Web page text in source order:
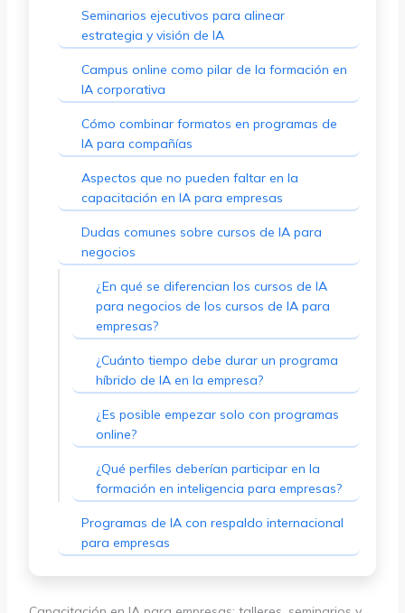
Seminarios ejecutivos para alinear
estrategia y visión de IA
Campus online como pilar de la formación en
IA corporativa
Cómo combinar formatos en programas de
IA para compañías
Aspectos que no pueden faltar en la
capacitación en IA para empresas
Dudas comunes sobre cursos de IA para
negocios
¿En qué se diferencian los cursos de IA
para negocios de los cursos de IA para
empresas?
¿Cuánto tiempo debe durar un programa
híbrido de IA en la empresa?
¿Es posible empezar solo con programas
online?
¿Qué perfiles deberían participar en la
formación en inteligencia para empresas?
Programas de IA con respaldo internacional
para empresas